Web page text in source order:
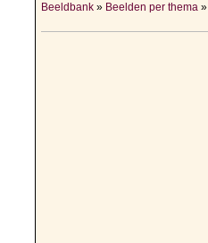
Beeldbank » Beelden per thema »